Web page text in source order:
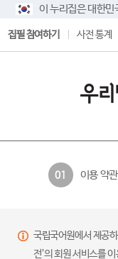
이 누리집은 대한
집필 참여하기 사전 통계
01 이용 약
국립국어원에서 제공
전’의 회원 서비스를